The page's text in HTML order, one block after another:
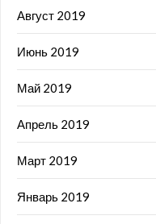
Август 2019
Июнь 2019
Май 2019
Апрель 2019
Март 2019
Январь 2019